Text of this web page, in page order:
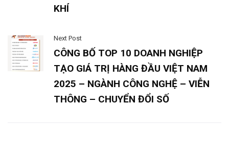
KHÍ
Next Post
CÔNG BỐ TOP 10 DOANH NGHIỆP
TẠO GIÁ TRỊ HÀNG ĐẦU VIỆT NAM
2025 – NGÀNH CÔNG NGHỆ – VIỄN
THÔNG – CHUYỂN ĐỔI SỐ